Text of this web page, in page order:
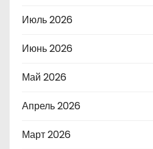
Июль 2026
Июнь 2026
Май 2026
Апрель 2026
Март 2026